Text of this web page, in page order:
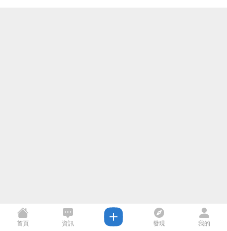
首頁 資訊 發現 我的